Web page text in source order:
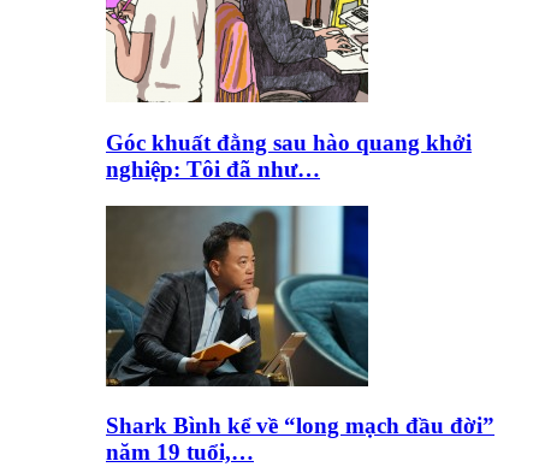
Góc khuất đằng sau hào quang khởi
nghiệp: Tôi đã như…
Shark Bình kể về “long mạch đầu đời”
năm 19 tuổi,…